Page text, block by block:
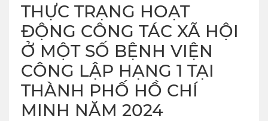
THỰC TRẠNG HOẠT
ĐỘNG CÔNG TÁC XÃ HỘI
Ở MỘT SỐ BỆNH VIỆN
CÔNG LẬP HẠNG 1 TẠI
THÀNH PHỐ HỒ CHÍ
MINH NĂM 2024